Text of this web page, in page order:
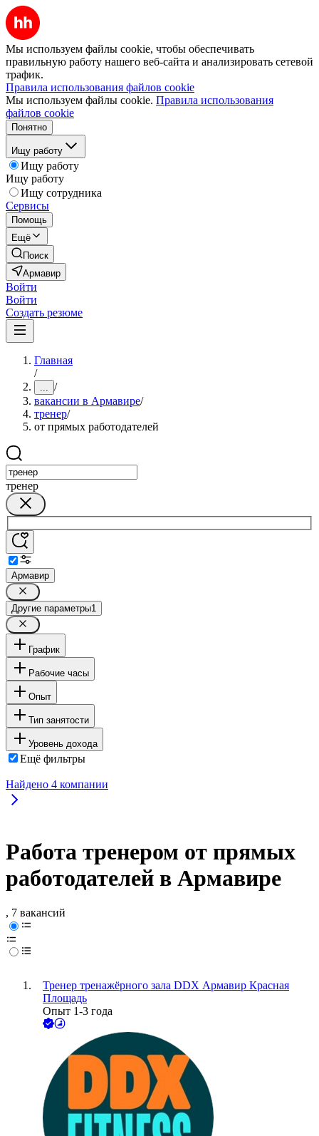
Мы используем файлы cookie, чтобы обеспечивать
правильную работу нашего веб-сайта и анализировать сетевой
трафик.
Правила использования файлов cookie
Мы используем файлы cookie. Правила использования
файлов cookie
Понятно
Ищу работу
Ищу работу
Ищу работу
Ищу сотрудника
Сервисы
Помощь
Ещё
Поиск
Армавир
Войти
Войти
Создать резюме
Главная
/
... /
вакансии в Армавире/
тренер/
от прямых работодателей
тренер
Армавир
Другие параметры1
График
Рабочие часы
Опыт
Тип занятости
Уровень дохода
Ещё фильтры
Найдено 4 компании
Работа тренером от прямых
работодателей в Армавире
, 7 вакансий
Тренер тренажёрного зала DDX Армавир Красная
Площадь
Опыт 1-3 года